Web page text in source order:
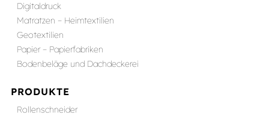
Digitaldruck
Matratzen – Heimtextilien
Geotextilien
Papier – Papierfabriken
Bodenbeläge und Dachdeckerei
PRODUKTE
Rollenschneider